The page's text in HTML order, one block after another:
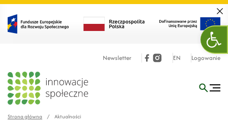
Newsletter EN Logowanie
Strona główna / Aktualności